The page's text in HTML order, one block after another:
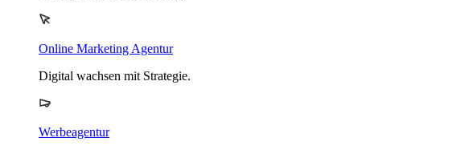
Online Marketing Agentur
Digital wachsen mit Strategie.
Werbeagentur